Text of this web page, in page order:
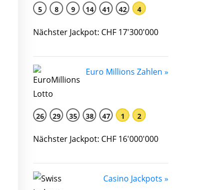
5 8 9 14 41 42 4
Nächster Jackpot: CHF 17'300'000
Euro Millions Zahlen »
26 29 35 38 47 1 2
Nächster Jackpot: CHF 16'000'000
Casino Jackpots »